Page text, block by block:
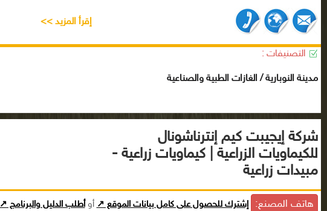
إقرأ المزيد >>
التصنيفات :
مدينة النوبارية / الغازات الطبية والصناعية
شركة إيجيبت كيم إنترناشونال
للكيماويات الزراعية | كيماويات زراعية -
مبيدات زراعية
هاتف المصنع: إشترك للحصول على كامل بيانات الموقع ↗ أوأطلب الدليل والبرنامج ↗